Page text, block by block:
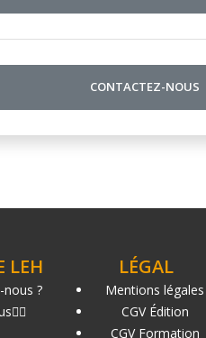
CONTACTEZ-NOUS
LEH
?
LÉGAL
Mentions légales
CGV Édition
CGV Formation